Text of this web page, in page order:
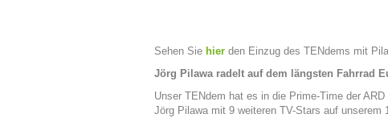
Sehen Sie hier den Einzug des TENdems mit
Jörg Pilawa radelt auf dem längsten Fahrrad
Unser TENdem hat es in die Prime-Time der
Jörg Pilawa mit 9 weiteren TV-Stars auf unserem